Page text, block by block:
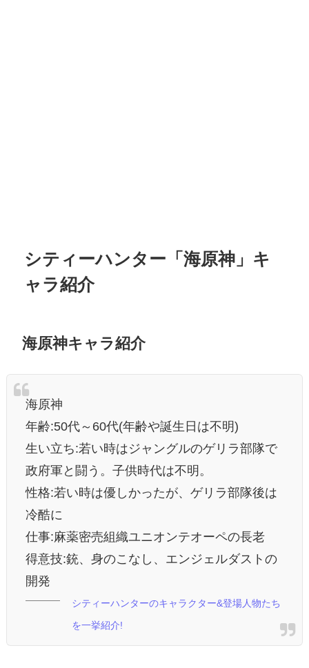
シティーハンター「海原神」キ
ャラ紹介
海原神キャラ紹介
海原神
年齢:50代～60代(年齢や誕生日は不明)
生い立ち:若い時はジャングルのゲリラ部隊で
政府軍と闘う。子供時代は不明。
性格:若い時は優しかったが、ゲリラ部隊後は
冷酷に
仕事:麻薬密売組織ユニオンテオーペの長老
得意技:銃、身のこなし、エンジェルダストの
開発
シティーハンターのキャラクター&登場人物たち
を一挙紹介!